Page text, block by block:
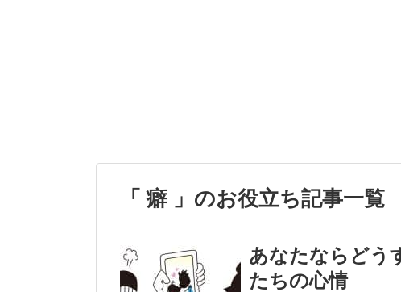
「 癖 」のお役立ち記事一覧
あなたならどう
たちの心情